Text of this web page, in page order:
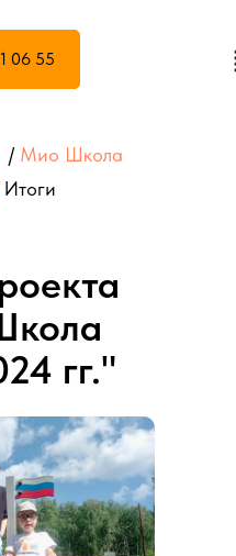
06 55
/ Мио Школа
гг."